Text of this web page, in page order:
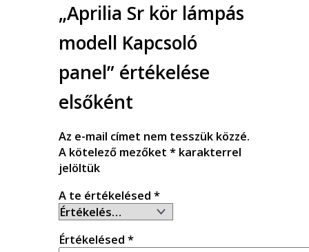
„Aprilia Sr kör lámpás
modell Kapcsoló
panel” értékelése
elsőként
Az e-mail címet nem tesszük közzé.
A kötelező mezőket *karakterrel
jelöltük
A te értékelésed *
Értékelésed *